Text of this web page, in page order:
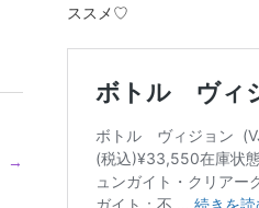
→
ススメ♡